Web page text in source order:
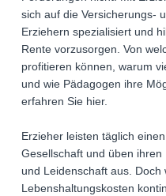
sich auf die Versicherungs-
Erziehern spezialisiert und
Rente vorzusorgen. Von
profitieren können, warum
und wie Pädagogen ihre
erfahren Sie hier.
Erzieher leisten täglich
Gesellschaft und üben
und Leidenschaft aus. Doch
Lebenshaltungskosten